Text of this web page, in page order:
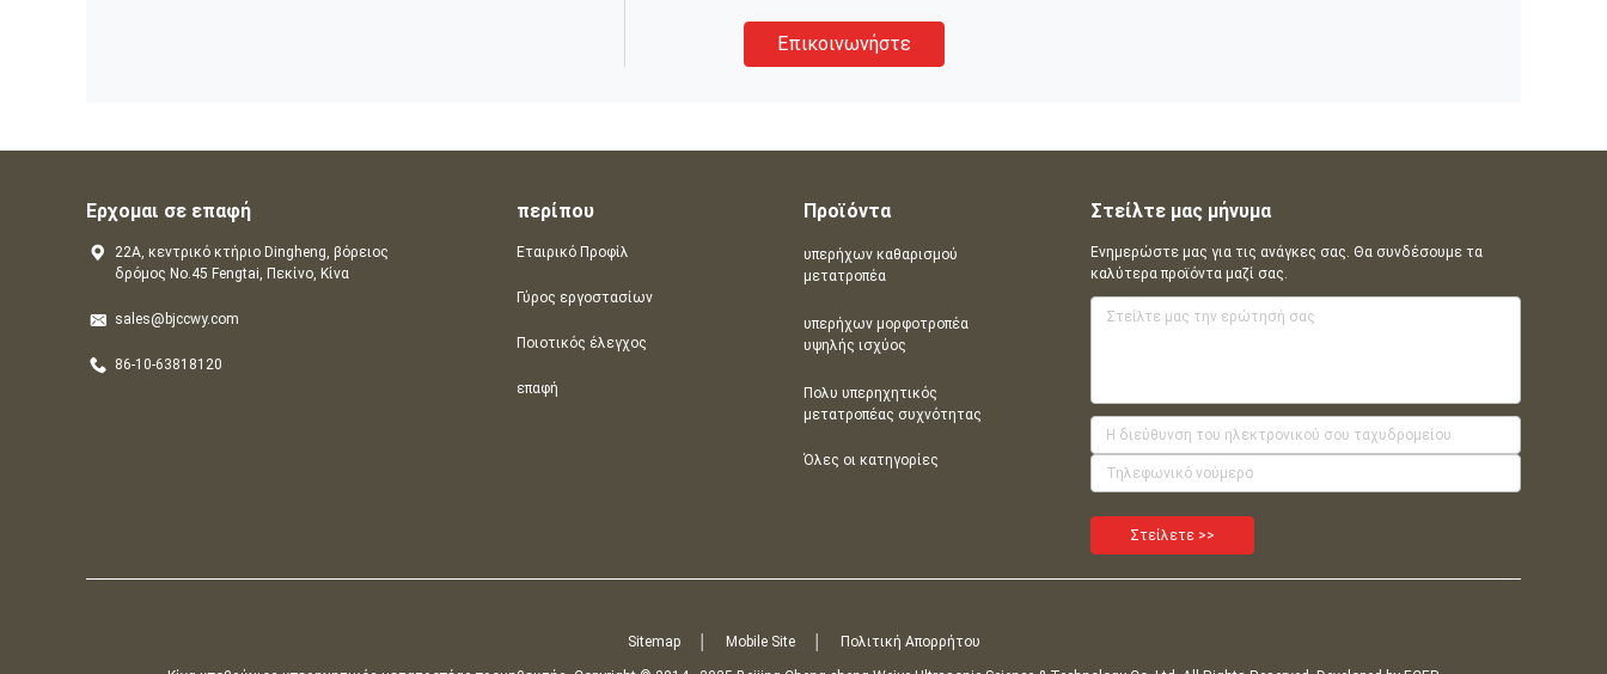
Επικοινωνήστε
Ερχομαι σε επαφή
22A, κεντρικό κτήριο Dingheng, βόρειος
δρόμος No.45 Fengtai, Πεκίνο, Κίνα
sales@bjccwy.com
86-10-63818120
περίπου
Εταιρικό Προφίλ
Γύρος εργοστασίων
Ποιοτικός έλεγχος
επαφή
Προϊόντα
υπερήχων καθαρισμού
μετατροπέα
υπερήχων μορφοτροπέα
υψηλής ισχύος
Πολυ υπερηχητικός
μετατροπέας συχνότητας
Όλες οι κατηγορίες
Στείλτε μας μήνυμα
Ενημερώστε μας για τις ανάγκες σας. Θα συνδέσουμε τα
καλύτερα προϊόντα μαζί σας.
Στείλετε >>
Sitemap Mobile Site Πολιτική Απορρήτου